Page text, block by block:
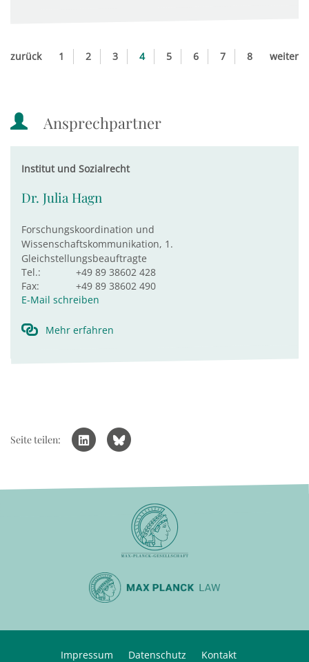
zurück 1 2 3 4 5 6 7 8 weiter
Ansprechpartner
Institut und Sozialrecht
Dr. Julia Hagn
Forschungskoordination und
Wissenschaftskommunikation, 1.
Gleichstellungsbeauftragte
Tel.:
+49 89 38602 428
Fax:
+49 89 38602 490
E-Mail schreiben
Mehr erfahren
Seite teilen:
Impressum Datenschutz Kontakt